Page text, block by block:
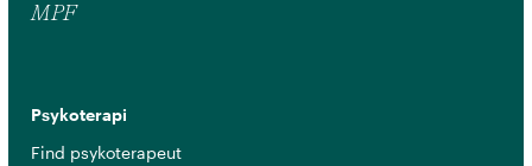
MPF
Psykoterapi
Find psykoterapeut